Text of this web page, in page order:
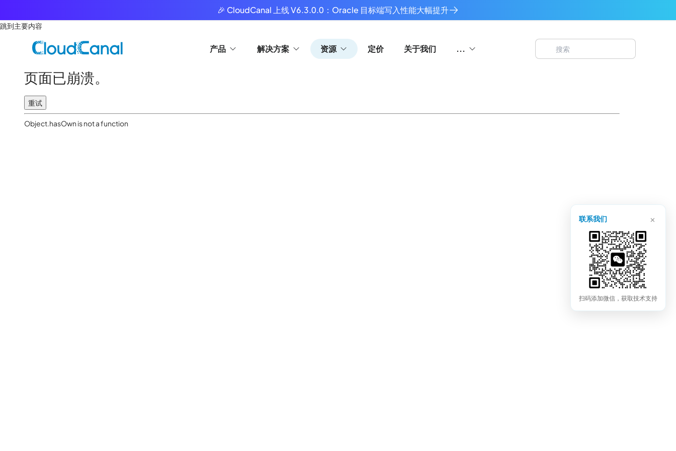
🎉 CloudCanal 上线 V6.3.0.0：Oracle 目标端写入性能大幅提升
跳到主要内容
产品 解决方案 资源 定价 关于我们 ...
页面已崩溃。
重试
Object.hasOwn is not a function
联系我们 ×
扫码添加微信，获取技术支持